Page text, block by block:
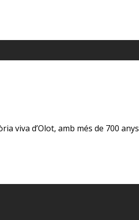
viva d’Olot, amb més de 700 anys